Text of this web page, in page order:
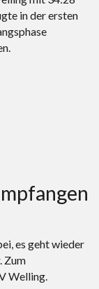
in der ersten
es geht wieder
Zum
Welling.